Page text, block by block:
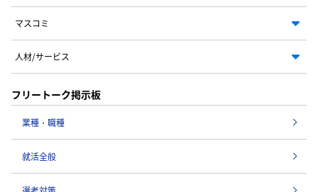
マスコミ
人材/サービス
フリートーク掲示板
業種・職種
就活全般